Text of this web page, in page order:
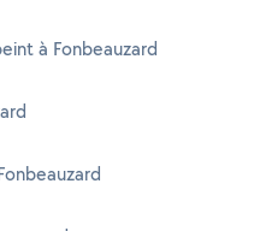
à Fonbeauzard